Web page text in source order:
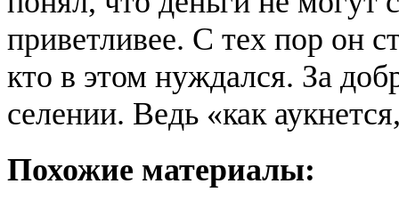
приветливее. С тех пор он
кто в этом нуждался. За
селении. Ведь «как
Похожие материалы: